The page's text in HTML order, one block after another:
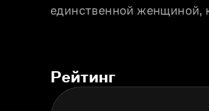
единственной женщиной,
Рейтинг